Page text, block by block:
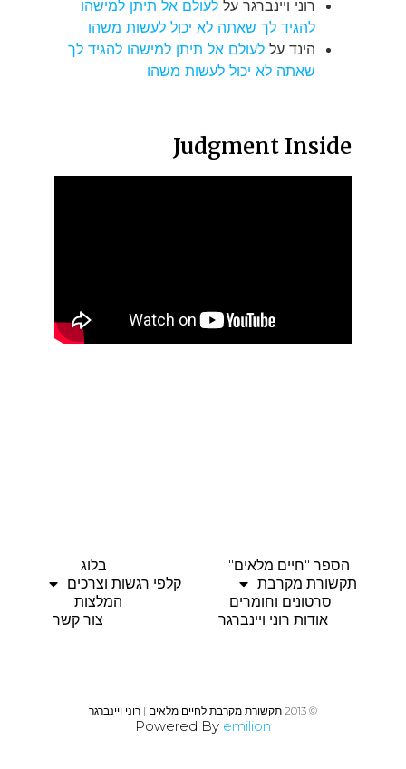
רוני ויינברגר על לעולם אל תיתן למישהו
להגיד לך שאתה לא יכול לעשות משהו
הינד על לעולם אל תיתן למישהו להגיד לך
שאתה לא יכול לעשות משהו
Judgment Inside
הספר "חיים מלאים"
בלוג
תקשורת מקרבת
קלפי רגשות וצרכים
סרטונים וחומרים
המלצות
אודות רוני ויינברגר
צור קשר
© 2013 תקשורת מקרבת לחיים מלאים | רוני ויינברגר
Powered By emilion